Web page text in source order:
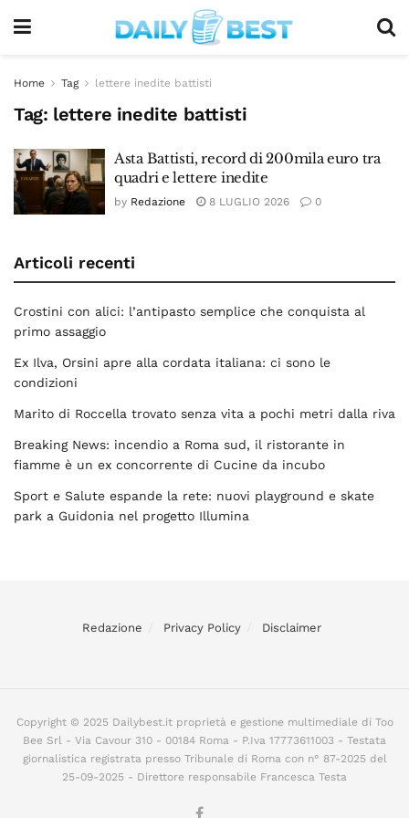
Home Tag lettere inedite battisti
Tag: lettere inedite battisti
Asta Battisti, record di 200mila euro tra
quadri e lettere inedite
by Redazione 8 LUGLIO 2026 0
Articoli recenti
Crostini con alici: l’antipasto semplice che conquista al
primo assaggio
Ex Ilva, Orsini apre alla cordata italiana: ci sono le
condizioni
Marito di Roccella trovato senza vita a pochi metri dalla riva
Breaking News: incendio a Roma sud, il ristorante in
fiamme è un ex concorrente di Cucine da incubo
Sport e Salute espande la rete: nuovi playground e skate
park a Guidonia nel progetto Illumina
Redazione Privacy Policy Disclaimer
Copyright © 2025 Dailybest.it proprietà e gestione multimediale di Too
Bee Srl - Via Cavour 310 - 00184 Roma - P.Iva 17773611003 - Testata
giornalistica registrata presso Tribunale di Roma con n° 87-2025 del
25-09-2025 - Direttore responsabile Francesca Testa